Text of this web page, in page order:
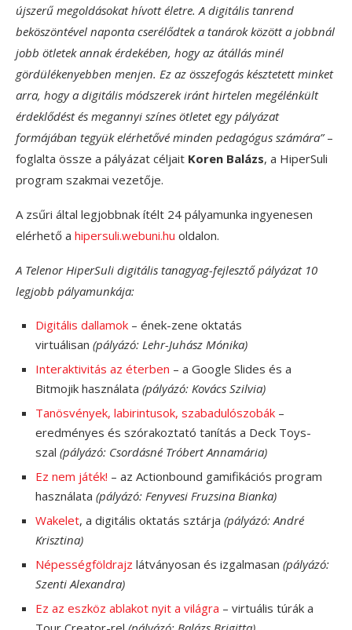
újszerű megoldásokat hívott életre. A digitális tanrend
beköszöntével naponta cserélődtek a tanárok között a jobbnál
jobb ötletek annak érdekében, hogy az átállás minél
gördülékenyebben menjen. Ez az összefogás késztetett minket
arra, hogy a digitális módszerek iránt hirtelen megélénkült
érdeklődést és megannyi színes ötletet egy pályázat
formájában tegyük elérhetővé minden pedagógus számára”–
foglalta össze a pályázat céljait Koren Balázs, a HiperSuli
program szakmai vezetője.
A zsűri által legjobbnak ítélt 24 pályamunka ingyenesen
elérhető a hipersuli.webuni.hu oldalon.
A Telenor HiperSuli digitális tanagyag-fejlesztő pályázat 10
legjobb pályamunkája:
Digitális dallamok – ének-zene oktatás
virtuálisan (pályázó: Lehr-Juhász Mónika)
Interaktivitás az éterben – a Google Slides és a
Bitmojik használata (pályázó: Kovács Szilvia)
Tanösvények, labirintusok, szabadulószobák –
eredményes és szórakoztató tanítás a Deck Toys-
szal (pályázó: Csordásné Tróbert Annamária)
Ez nem játék! – az Actionbound gamifikációs program
használata (pályázó: Fenyvesi Fruzsina Bianka)
Wakelet, a digitális oktatás sztárja (pályázó: André
Krisztina)
Népességföldrajz látványosan és izgalmasan (pályázó:
Szenti Alexandra)
Ez az eszköz ablakot nyit a világra – virtuális túrák a